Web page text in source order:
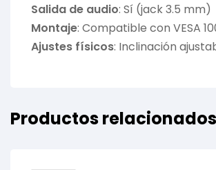
Salida de audio: Sí (jack 3.5 mm)
Montaje: Compatible con VESA
Ajustes físicos: Inclinación
Productos relacionados